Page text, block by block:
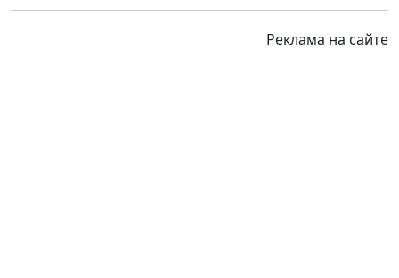
Реклама на сайте